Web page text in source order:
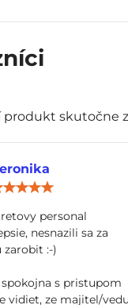
skutočne
personal
nesnazili sa za
zarobit :-)
s pristupom
vidiet, ze majitel/